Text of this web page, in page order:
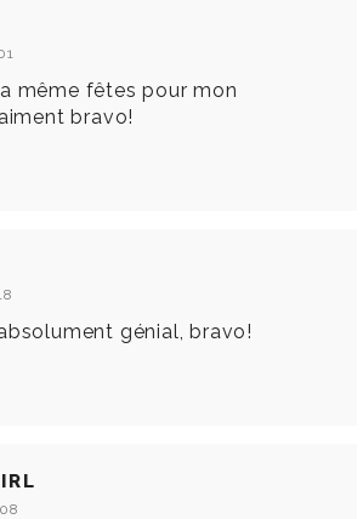
même fêtes pour mon
bravo!
génial, bravo!